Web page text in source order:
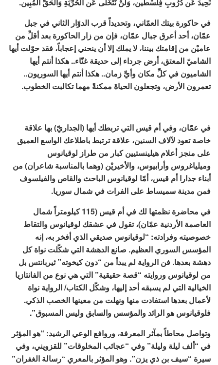
في حاكورة بيتك العمّاني، وتحديداً قرب الدوّار الثاني في جبل
عمّان، أحد أعرق جبال عمّان، فإن من زار الحاكورة بعد أقلِّ من
عاميْن من إقامتك بيننا، لا يملك إلا أن ينحني إعجاباً، فقد حوّلت أيها
الشاميّ المعتق، أرض جرداء إلى حديقة غنّاء.. هكذا أنتم أيها
الشاميون في كلِّ مكان وأيِّ زمان.. هكذا أنتم أيها السوريون..
تعمرون الأرض، وتجعلون الحياةَ ممكنةً مهما تكالبت الخطوب.
في عمّان، وفي أم قيس التي تربطك أيها (الجداريّ) بها علاقة
خاصة تعود لآلاف السنين، علاقة ترتبط باطلاعك الواسع العميق
على منجز أعلام هيلينستيين كبار من طراز لوقيانوس
وميلياغروس وأرابيوس، والأخيريْن (وهما بالمناسبة شاعران) من
أبناء جدارا أم قيس، أمّا لوقيانوس الباحث والقاص والفيلسوف
فمن مدينة سميساط على الفرات في شمال سوريا.
في محاضرة نظمتها لك في أم قيس (115 كيلومتراً شمال
العاصمة الأردنية عمّان)، تقول في عشقك لوقيانوس والتقاط
خصوصيته وفرادته: “لوقيانوس صديقي الذي أفخر به، إنه
المؤسس السوري العظيم. صانع الدهشة التي شكّلت نواة كل
دهشة بعدها. فن الرواية لم يبدأ من “دون كيخوته” ثيربانتس بل
من لوقيانوس وروايته “قصة حقيقية” التي هي نوع من الفانتازيا
الخيالية التي لم يسبقه أحد إليها، وشكّل الكتاب/ الرواية نواة
لأعمال بعدها استفادت منها ونهلت من معينها الخصب الذكي.
فلوقيانوس هو الرائد والمؤسس والسابق وليس المسبوق”.
وتواصل محاطاً بمآثر المعرفة، وروافع الوعي الرشيد: “هو المؤثر
في “ألف ليلة وليلة” وفي “عجائب المخلوقات” للقزويني، وفي
سيرة “سيف بن ذي يزن”. وهو المؤثر بالمعري “رسالة الغفران”